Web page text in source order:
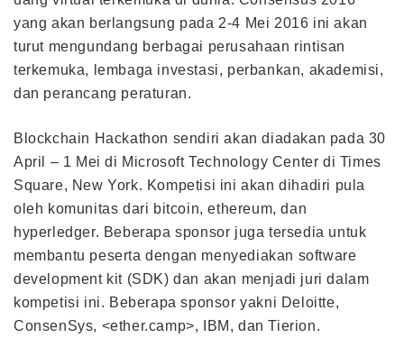
yang akan berlangsung pada 2-4 Mei 2016 ini akan
turut mengundang berbagai perusahaan rintisan
terkemuka, lembaga investasi, perbankan, akademisi,
dan perancang peraturan.
Blockchain Hackathon sendiri akan diadakan pada 30
April – 1 Mei di Microsoft Technology Center di Times
Square, New York. Kompetisi ini akan dihadiri pula
oleh komunitas dari bitcoin, ethereum, dan
hyperledger. Beberapa sponsor juga tersedia untuk
membantu peserta dengan menyediakan software
development kit (SDK) dan akan menjadi juri dalam
kompetisi ini. Beberapa sponsor yakni Deloitte,
ConsenSys, <ether.camp>, IBM, dan Tierion.